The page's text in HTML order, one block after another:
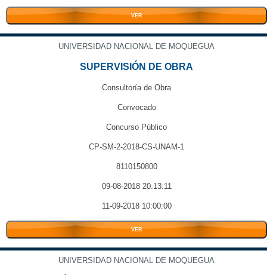
VER
UNIVERSIDAD NACIONAL DE MOQUEGUA
SUPERVISIÓN DE OBRA
Consultoría de Obra
Convocado
Concurso Público
CP-SM-2-2018-CS-UNAM-1
8110150800
09-08-2018 20:13:11
11-09-2018 10:00:00
VER
UNIVERSIDAD NACIONAL DE MOQUEGUA